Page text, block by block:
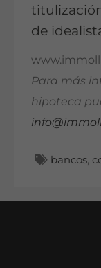
de
Para más
hipoteca
bancos,